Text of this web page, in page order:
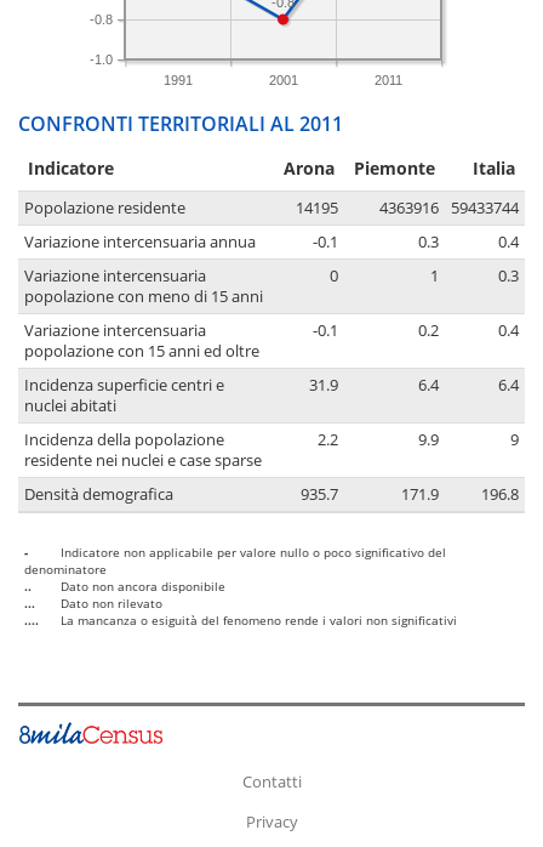
1991 2001 2011
-1.0
-0.8
CONFRONTI TERRITORIALI AL 2011
Indicatore Arona Piemonte Italia
Popolazione residente 14195 4363916
59433744
Variazione intercensuaria annua
-0.1 0.3
0.4
Variazione intercensuaria
popolazione con meno di 15 anni
0 1 0.3
Variazione intercensuaria
popolazione con 15 anni ed oltre
-0.1 0.2 0.4
Incidenza superficie centri e
nuclei abitati
31.9 6.4 6.4
Incidenza della popolazione
residente nei nuclei e case sparse
2.2 9.9 9
Densità demografica 935.7 171.9 196.8
-
Indicatore non applicabile per valore nullo o poco significativo del
denominatore
..
Dato non ancora disponibile
...
Dato non rilevato
....
La mancanza o esiguità del fenomeno rende i valori non significativi
Contatti
Privacy